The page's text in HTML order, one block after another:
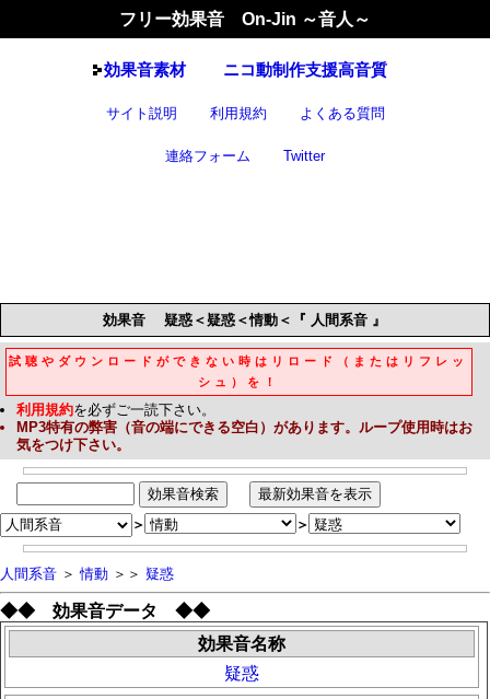
フリー効果音 On-Jin ～音人～
効果音素材 ニコ動制作支援高音質
サイト説明 利用規約 よくある質問
連絡フォーム Twitter
効果音 疑惑＜疑惑＜情動＜『 人間系音 』
試聴やダウンロードができない時はリロード（またはリフレッ
シュ）を！
利用規約を必ずご一読下さい。
MP3特有の弊害（音の端にできる空白）があります。ループ使用時はお
気をつけ下さい。
＞ ＞
人間系音 ＞情動 ＞＞ 疑惑
◆◆ 効果音データ ◆◆
効果音名称
疑惑